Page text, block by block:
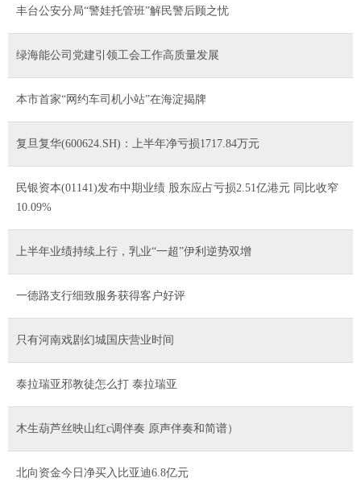
丰台公安分局“警娃托管班”解民警后顾之忧
绿海能公司党建引领工会工作高质量发展
本市首家“网约车司机小站”在海淀揭牌
复旦复华(600624.SH)：上半年净亏损1717.84万元
民银资本(01141)发布中期业绩 股东应占亏损2.51亿港元 同比收窄
10.09%
上半年业绩持续上行，乳业“一超”伊利逆势双增
一德路支行细致服务获得客户好评
只有河南戏剧幻城国庆营业时间
泰拉瑞亚邪教徒怎么打 泰拉瑞亚
木生葫芦丝映山红c调伴奏 原声伴奏和简谱）
北向资金今日净买入比亚迪6.8亿元